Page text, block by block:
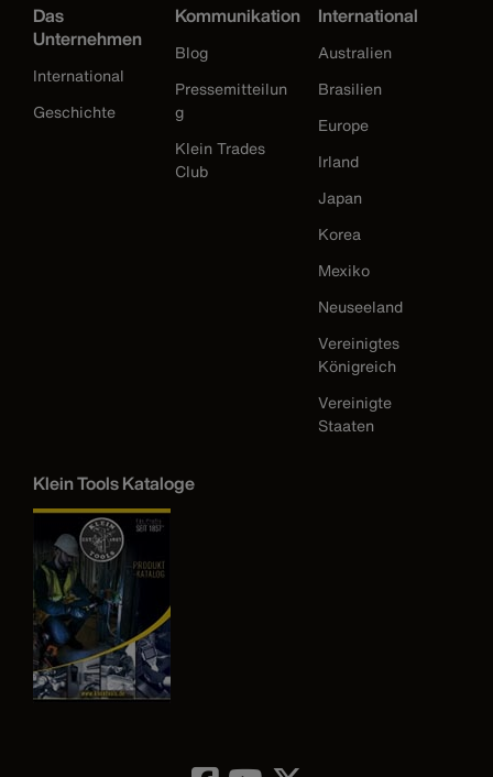
Das
Unternehmen
International
Geschichte
Kommunikation
Blog
Pressemitteilun
g
Klein Trades
Club
International
Australien
Brasilien
Europe
Irland
Japan
Korea
Mexiko
Neuseeland
Vereinigtes
Königreich
Vereinigte
Staaten
Klein Tools Kataloge